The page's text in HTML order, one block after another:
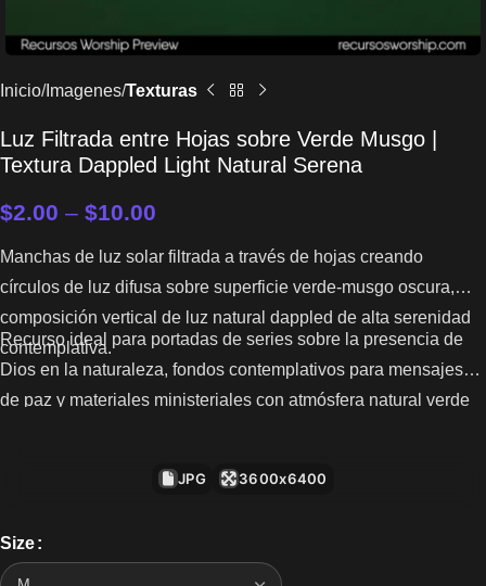
Inicio Imagenes Texturas
Luz Filtrada entre Hojas sobre Verde Musgo |
Textura Dappled Light Natural Serena
$2.00 – $10.00
Manchas de luz solar filtrada a través de hojas creando
círculos de luz difusa sobre superficie verde-musgo oscura,
composición vertical de luz natural dappled de alta serenidad
contemplativa.
Recurso ideal para portadas de series sobre la presencia de
Dios en la naturaleza, fondos contemplativos para mensajes
de paz y materiales ministeriales con atmósfera natural verde
JPG 3600x6400
Size